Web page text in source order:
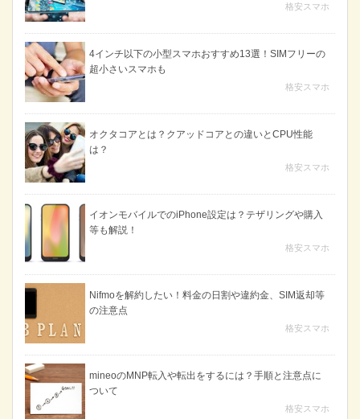
格安スマホ
4インチ以下の小型スマホおすすめ13選！SIMフリーの
超小さいスマホも
格安スマホ
オクタコアとは？クアッドコアとの違いとCPU性能
は？
格安スマホ
イオンモバイルでのiPhone設定は？テザリングや購入
等も解説！
格安スマホ
Nifmoを解約したい！料金の日割や違約金、SIM返却等
の注意点
格安スマホ
mineoのMNP転入や転出をするには？手順と注意点に
ついて
格安スマホ